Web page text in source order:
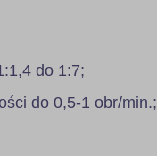
do 1:7;
do 0,5-1 obr/min.;